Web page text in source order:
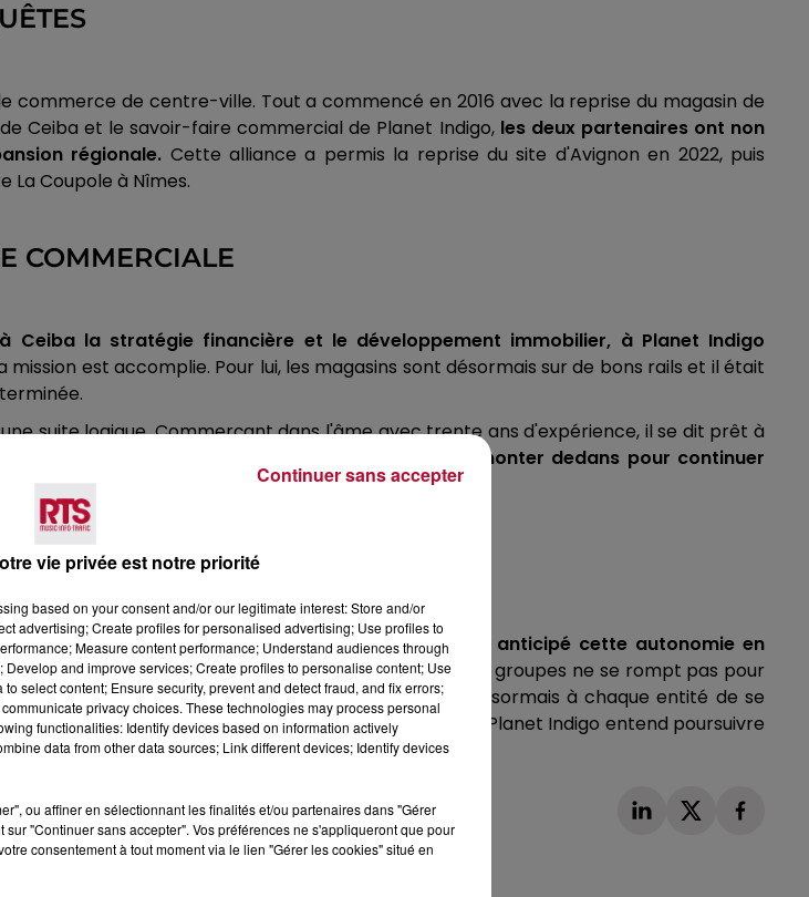
commerce de centre-ville. Tout a commencé en 2016 avec la reprise du magasin de
Ceiba et le savoir-faire commercial de Planet Indigo,les deux partenaires ont non
régionale. Cette alliance a permis la reprise du site d'Avignon en 2022, puis
Coupole à Nîmes.
COMMERCIALE
à Ceiba la stratégie financière et le développement immobilier, à Planet Indigo
mission est accomplie. Pour lui, les magasins sont désormais sur de bons rails et il était
suite logique. Commerçant dans l'âme avec trente ans d'expérience, il se dit prêt à
à un train qui s'arrête en gare :
il a choisi de monter dedans pour continuer
clients et les équipes déjà en place.Planet Indigo a anticipé cette autonomie en
auparavant portées par Ceiba.Le lien entre les deux groupes ne se rompt pas pour
et à Nîmes. Cette nouvelle organisation permet désormais à chaque entité de se
Fort de cette nouvelle indépendance, le groupe Planet Indigo entend poursuivre
territoires dynamiques.
vie privée est notre priorité
based on your consent and/or our legitimate interest: Store and/or
advertising; Create profiles for personalised advertising; Use profiles to
Measure content performance; Understand audiences through
and improve services; Create profiles to personalise content; Use
select content; Ensure security, prevent and detect fraud, and fix errors;
privacy choices. These technologies may process personal
functionalities: Identify devices based on information actively
data from other data sources; Link different devices; Identify devices
ou affiner en sélectionnant les finalités et/ou partenaires dans "Gérer
"Continuer sans accepter". Vos préférences ne s'appliqueront que pour
consentement à tout moment via le lien "Gérer les cookies" situé en
Continuer sans accepter